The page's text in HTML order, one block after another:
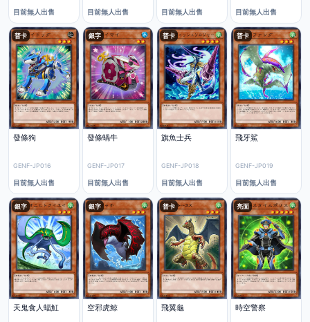
目前無人出售 目前無人出售 目前無人出售 目前無人出售
普卡
發條狗
GENF-JP016
目前無人出售
銀字
發條蝸牛
GENF-JP017
目前無人出售
普卡
旗魚士兵
GENF-JP018
目前無人出售
普卡
飛牙鯊
GENF-JP019
目前無人出售
銀字
天鬼食人蝠魟
銀字
空邪虎鯨
普卡
飛翼龜
亮面
時空警察